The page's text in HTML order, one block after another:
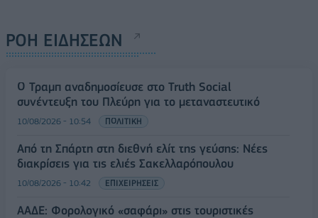
ΡΟΗ ΕΙΔΗΣΕΩΝ
Ο Τραμπ αναδημοσίευσε στο Truth Social
συνέντευξη του Πλεύρη για το μεταναστευτικό
10/08/2026 - 10:54 ΠΟΛΙΤΙΚΗ
Από τη Σπάρτη στη διεθνή ελίτ της γεύσης: Νέες
διακρίσεις για τις ελιές Σακελλαρόπουλου
10/08/2026 - 10:42 ΕΠΙΧΕΙΡΗΣΕΙΣ
ΑΑΔΕ: Φορολογικό «σαφάρι» στις τουριστικές